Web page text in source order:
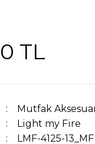
TL
Mutfak
Light my Fire
LMF-4125-13_MF